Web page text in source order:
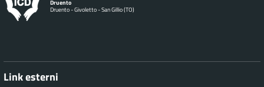
Druento
Druento - Givoletto - San Gillio (TO)
Link esterni